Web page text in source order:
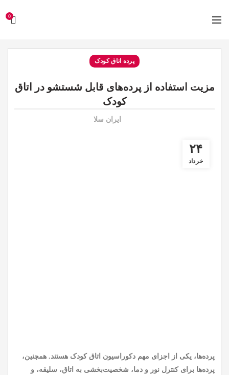
0
پرده اتاق کودک
مزیت استفاده از پرده‌های قابل شستشو در اتاق
کودک
ایران سلا
۲۴
خرداد
پرده‌ها، یکی از اجزای مهم دکوراسیون اتاق کودک هستند. همچنین،
پرده‌ها برای کنترل نور و دما، شخصیت‌بخشی به اتاق، سلیقه، و